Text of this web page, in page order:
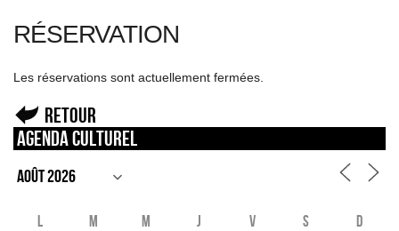
RÉSERVATION
Les réservations sont actuellement fermées.
Retour
Agenda culturel
L M M J V S D